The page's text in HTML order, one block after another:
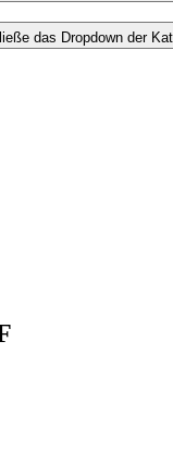
das Dropdown der